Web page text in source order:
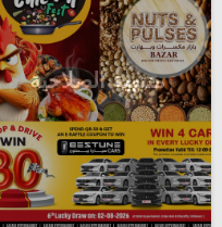
منتهية الصلاحية